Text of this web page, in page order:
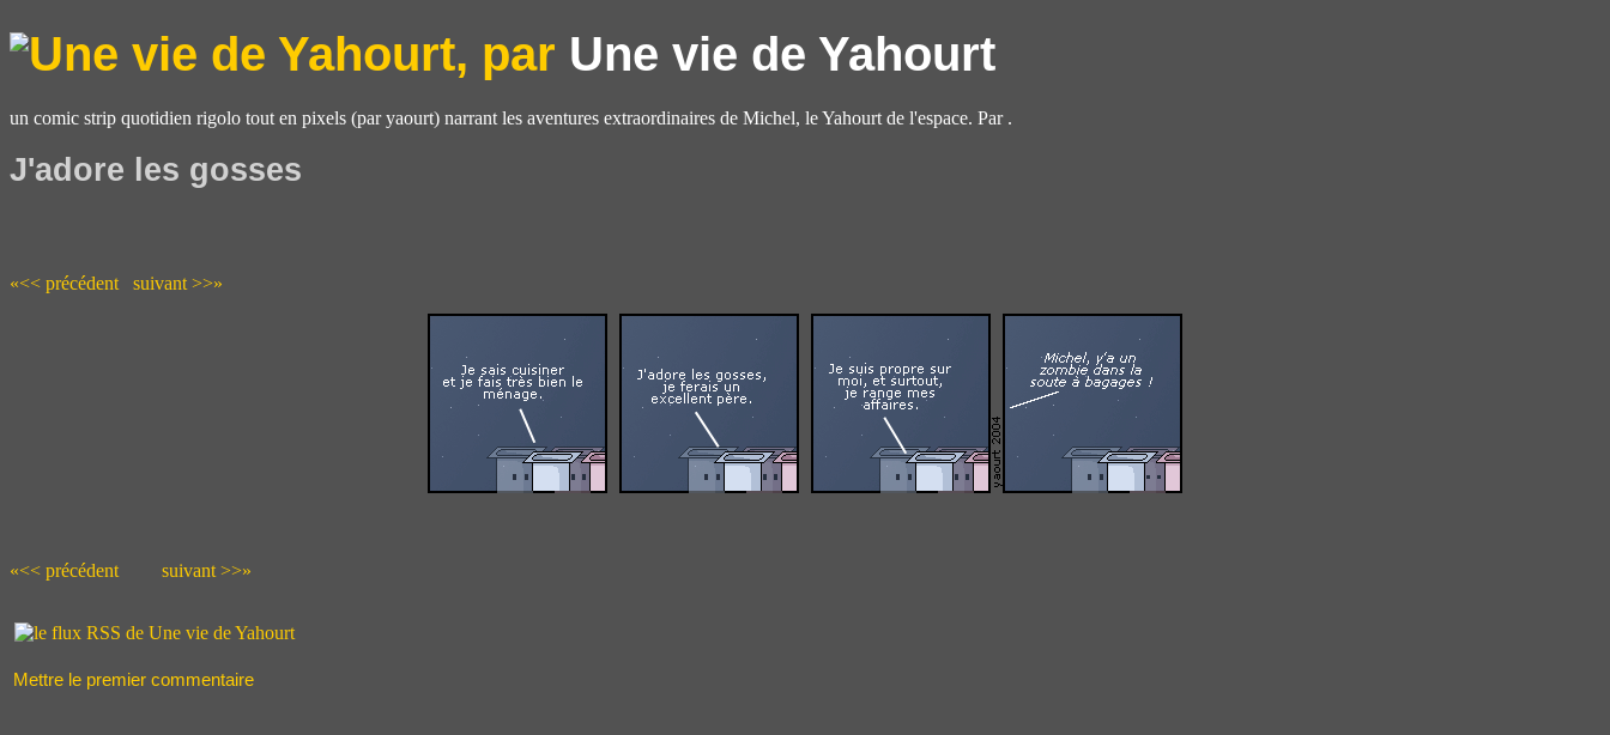
Une vie de Yahourt
un comic strip quotidien rigolo tout en pixels (par yaourt) narrant les aventures extraordinaires de Michel, le Yahourt de l'espace. Par .
J'adore les gosses
«<< précédent suivant >>»
«<< précédent suivant >>»
Mettre le premier commentaire